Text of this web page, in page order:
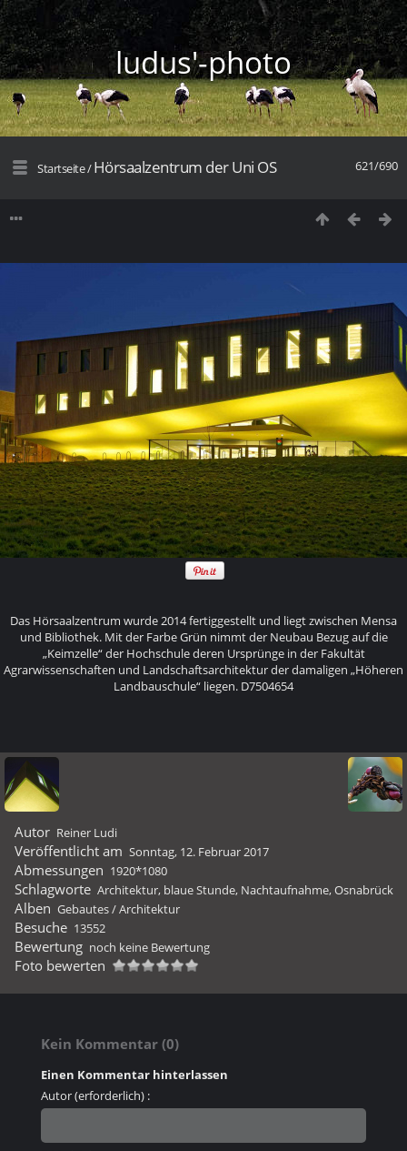
ludus'-photo
621/690
Startseite/Hörsaalzentrum der Uni OS
Das Hörsaalzentrum wurde 2014 fertiggestellt und liegt zwischen Mensa
und Bibliothek. Mit der Farbe Grün nimmt der Neubau Bezug auf die
„Keimzelle“ der Hochschule deren Ursprünge in der Fakultät
Agrarwissenschaften und Landschaftsarchitektur der damaligen „Höheren
Landbauschule“ liegen. D7504654
Autor Reiner Ludi
Veröffentlicht am Sonntag, 12. Februar 2017
Abmessungen 1920*1080
Schlagworte Architektur, blaue Stunde, Nachtaufnahme,Osnabrück
Alben Gebautes/Architektur
Besuche 13552
Bewertung noch keine Bewertung
Foto bewerten
Kein Kommentar (0)
Einen Kommentar hinterlassen
Autor (erforderlich) :